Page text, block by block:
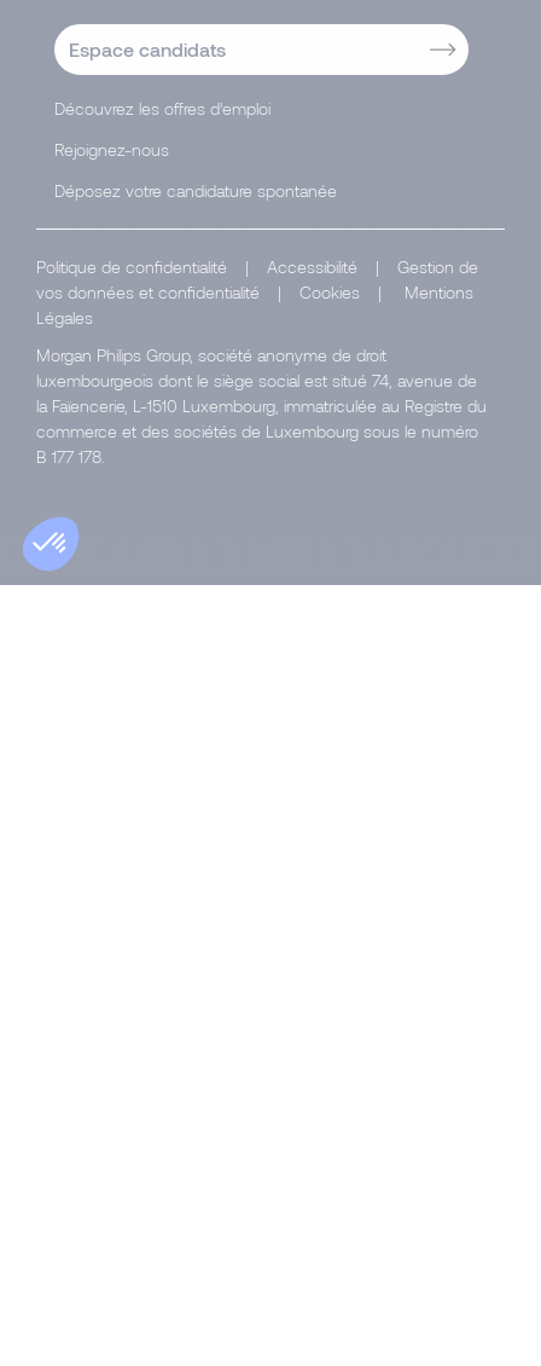
Espace candidats
Découvrez les offres d’emploi
Rejoignez-nous
Déposez votre candidature spontanée
Politique de confidentialité | Accessibilité |
Gestion de
vos données et confidentialité
| Cookies |
Mentions
Légales
Morgan Philips Group, société anonyme de droit
luxembourgeois dont le siège social est situé 74, avenue de
la Faïencerie, L-1510 Luxembourg, immatriculée au Registre du
commerce et des sociétés de Luxembourg sous le numéro
B 177 178.
© 2026 Morgan Philips Group SA